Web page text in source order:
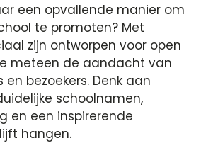
een opvallende manier om
te promoten? Met
zijn ontworpen voor open
meteen de aandacht van
en bezoekers. Denk aan
schoolnamen,
en een inspirerende
hangen.